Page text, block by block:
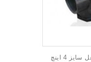
4 اینچ